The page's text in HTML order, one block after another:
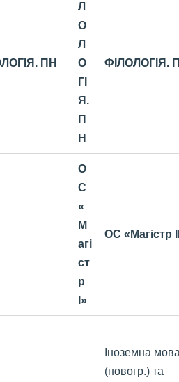
ПН
Л
О
Л
О
ГІ
Я.
П
Н
ФІЛОЛОГІЯ.
О
С
«
М
агі
ст
р
І»
ОС «Магістр
Іноземна мова
(новогр.) та